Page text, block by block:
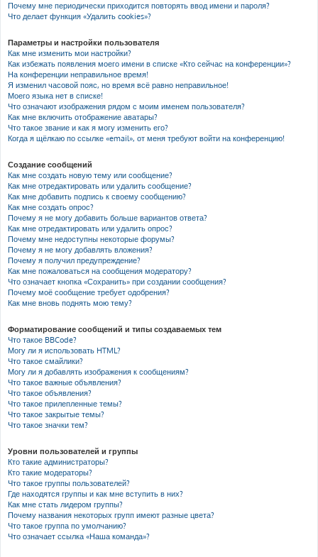
Почему мне периодически приходится повторять ввод имени и пароля?
Что делает функция «Удалить cookies»?
Параметры и настройки пользователя
Как мне изменить мои настройки?
Как избежать появления моего имени в списке «Кто сейчас на конференции»?
На конференции неправильное время!
Я изменил часовой пояс, но время всё равно неправильное!
Моего языка нет в списке!
Что означают изображения рядом с моим именем пользователя?
Как мне включить отображение аватары?
Что такое звание и как я могу изменить его?
Когда я щёлкаю по ссылке «email», от меня требуют войти на конференцию!
Создание сообщений
Как мне создать новую тему или сообщение?
Как мне отредактировать или удалить сообщение?
Как мне добавить подпись к своему сообщению?
Как мне создать опрос?
Почему я не могу добавить больше вариантов ответа?
Как мне отредактировать или удалить опрос?
Почему мне недоступны некоторые форумы?
Почему я не могу добавлять вложения?
Почему я получил предупреждение?
Как мне пожаловаться на сообщения модератору?
Что означает кнопка «Сохранить» при создании сообщения?
Почему моё сообщение требует одобрения?
Как мне вновь поднять мою тему?
Форматирование сообщений и типы создаваемых тем
Что такое BBCode?
Могу ли я использовать HTML?
Что такое смайлики?
Могу ли я добавлять изображения к сообщениям?
Что такое важные объявления?
Что такое объявления?
Что такое прилепленные темы?
Что такое закрытые темы?
Что такое значки тем?
Уровни пользователей и группы
Кто такие администраторы?
Кто такие модераторы?
Что такое группы пользователей?
Где находятся группы и как мне вступить в них?
Как мне стать лидером группы?
Почему названия некоторых групп имеют разные цвета?
Что такое группа по умолчанию?
Что означает ссылка «Наша команда»?